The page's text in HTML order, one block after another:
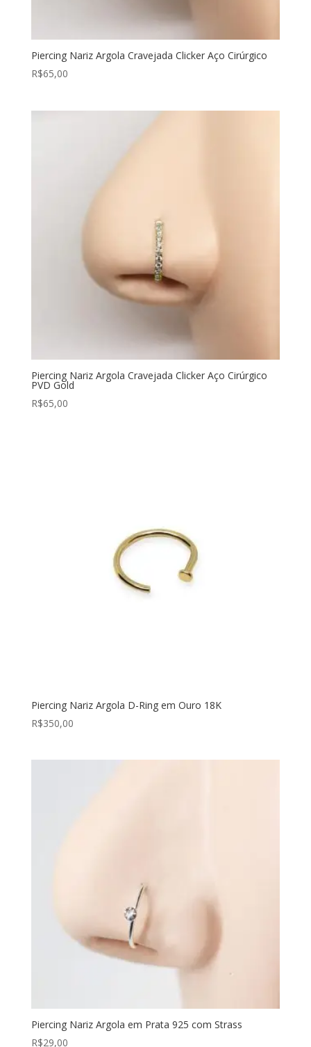
Piercing Nariz Argola Cravejada Clicker Aço Cirúrgico
R$65,00
Piercing Nariz Argola Cravejada Clicker Aço Cirúrgico
PVD Gold
R$65,00
Piercing Nariz Argola D-Ring em Ouro 18K
R$350,00
Piercing Nariz Argola em Prata 925 com Strass
R$29,00